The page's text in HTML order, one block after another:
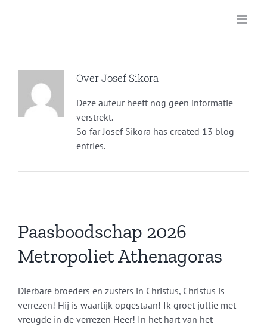
OverJosef Sikora
Deze auteur heeft nog geen informatie
verstrekt.
So far Josef Sikora has created 13 blog
entries.
Paasboodschap 2026
Metropoliet Athenagoras
Dierbare broeders en zusters in Christus, Christus is
verrezen! Hij is waarlijk opgestaan! Ik groet jullie met
vreugde in de verrezen Heer! In het hart van het